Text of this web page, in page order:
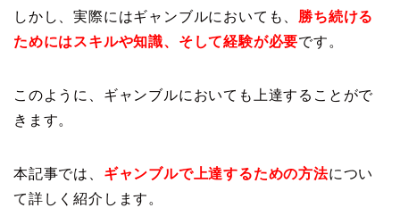
しかし、実際にはギャンブルにおいても、 勝ち続ける
ためにはスキルや知識、そして経験が必要です。
このように、ギャンブルにおいても上達することがで
きます。
本記事では、 ギャンブルで上達するための方法につい
て詳しく紹介します。